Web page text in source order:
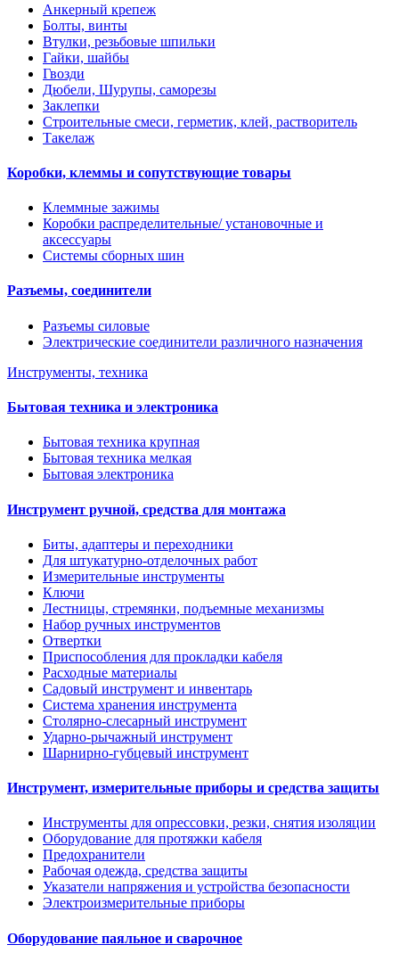
Анкерный крепеж
Болты, винты
Втулки, резьбовые шпильки
Гайки, шайбы
Гвозди
Дюбели, Шурупы, саморезы
Заклепки
Строительные смеси, герметик, клей, растворитель
Такелаж
Коробки, клеммы и сопутствующие товары
Клеммные зажимы
Коробки распределительные/ установочные и
аксессуары
Системы сборных шин
Разъемы, соединители
Разъемы силовые
Электрические соединители различного назначения
Инструменты, техника
Бытовая техника и электроника
Бытовая техника крупная
Бытовая техника мелкая
Бытовая электроника
Инструмент ручной, средства для монтажа
Биты, адаптеры и переходники
Для штукатурно-отделочных работ
Измерительные инструменты
Ключи
Лестницы, стремянки, подъемные механизмы
Набор ручных инструментов
Отвертки
Приспособления для прокладки кабеля
Расходные материалы
Садовый инструмент и инвентарь
Система хранения инструмента
Столярно-слесарный инструмент
Ударно-рычажный инструмент
Шарнирно-губцевый инструмент
Инструмент, измерительные приборы и средства защиты
Инструменты для опрессовки, резки, снятия изоляции
Оборудование для протяжки кабеля
Предохранители
Рабочая одежда, средства защиты
Указатели напряжения и устройства безопасности
Электроизмерительные приборы
Оборудование паяльное и сварочное